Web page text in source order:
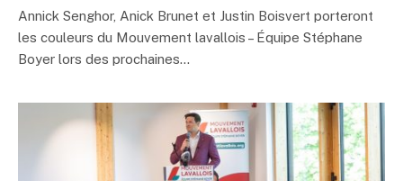
Annick Senghor, Anick Brunet et Justin Boisvert porteront
les couleurs du Mouvement lavallois – Équipe Stéphane
Boyer lors des prochaines…